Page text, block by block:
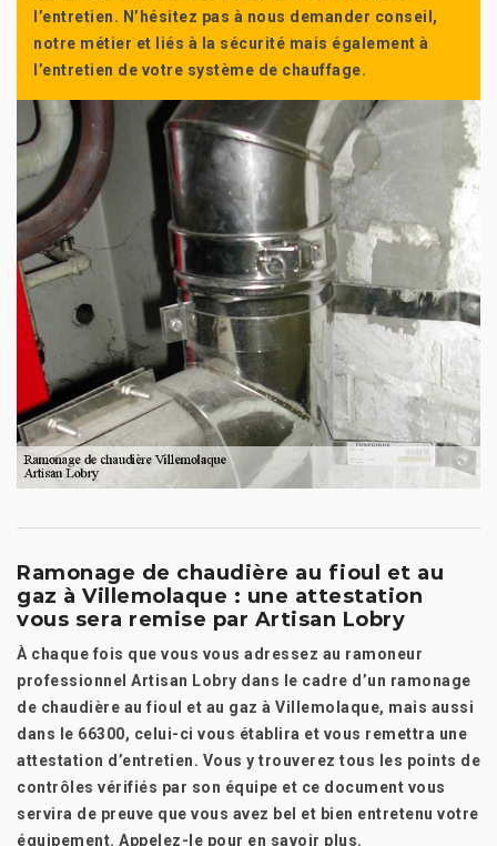
l’entretien. N’hésitez pas à nous demander conseil,
notre métier et liés à la sécurité mais également à
l’entretien de votre système de chauffage.
Ramonage de chaudière au fioul et au
gaz à Villemolaque : une attestation
vous sera remise par Artisan Lobry
À chaque fois que vous vous adressez au ramoneur
professionnel Artisan Lobry dans le cadre d’un ramonage
de chaudière au fioul et au gaz à Villemolaque, mais aussi
dans le 66300, celui-ci vous établira et vous remettra une
attestation d’entretien. Vous y trouverez tous les points de
contrôles vérifiés par son équipe et ce document vous
servira de preuve que vous avez bel et bien entretenu votre
équipement. Appelez-le pour en savoir plus.